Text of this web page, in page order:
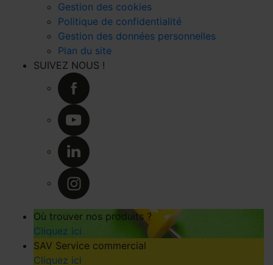
Gestion des cookies
Politique de confidentialité
Gestion des données personnelles
Plan du site
SUIVEZ NOUS !
Où trouver nos produits ?
Cliquez ici
SAV Service commercial
Cliquez ici